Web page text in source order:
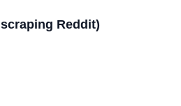
Reddit)